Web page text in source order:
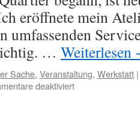
eröffnete mein
umfassenden
… Weiterlesen
Sache, Veranstaltung, Werkstatt |
deaktiviertfür